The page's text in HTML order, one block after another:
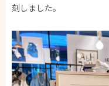
刻しました。